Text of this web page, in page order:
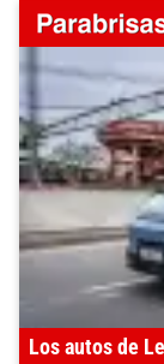
Los autos de